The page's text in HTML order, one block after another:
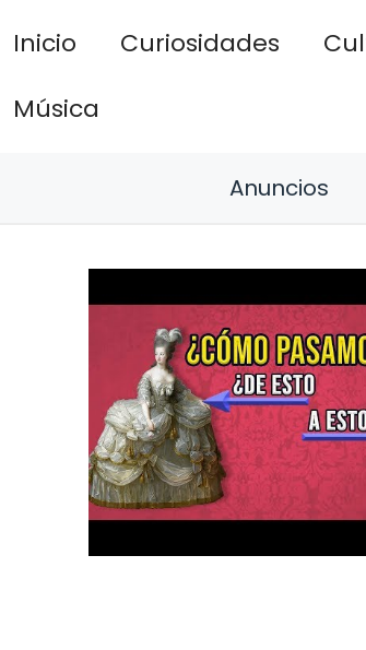
Inicio Curiosidades
Música
Anuncios